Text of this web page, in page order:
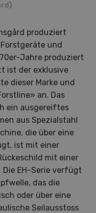
produziert
und
Jahre produziert
ist der exklusive
dieser Marke und
an. Das
ein ausgereiftes
aus Spezialstahl
die über eine
ist mit einer
mit einer
EH-Serie verfügt
das die
oder über eine
Seilausstoss